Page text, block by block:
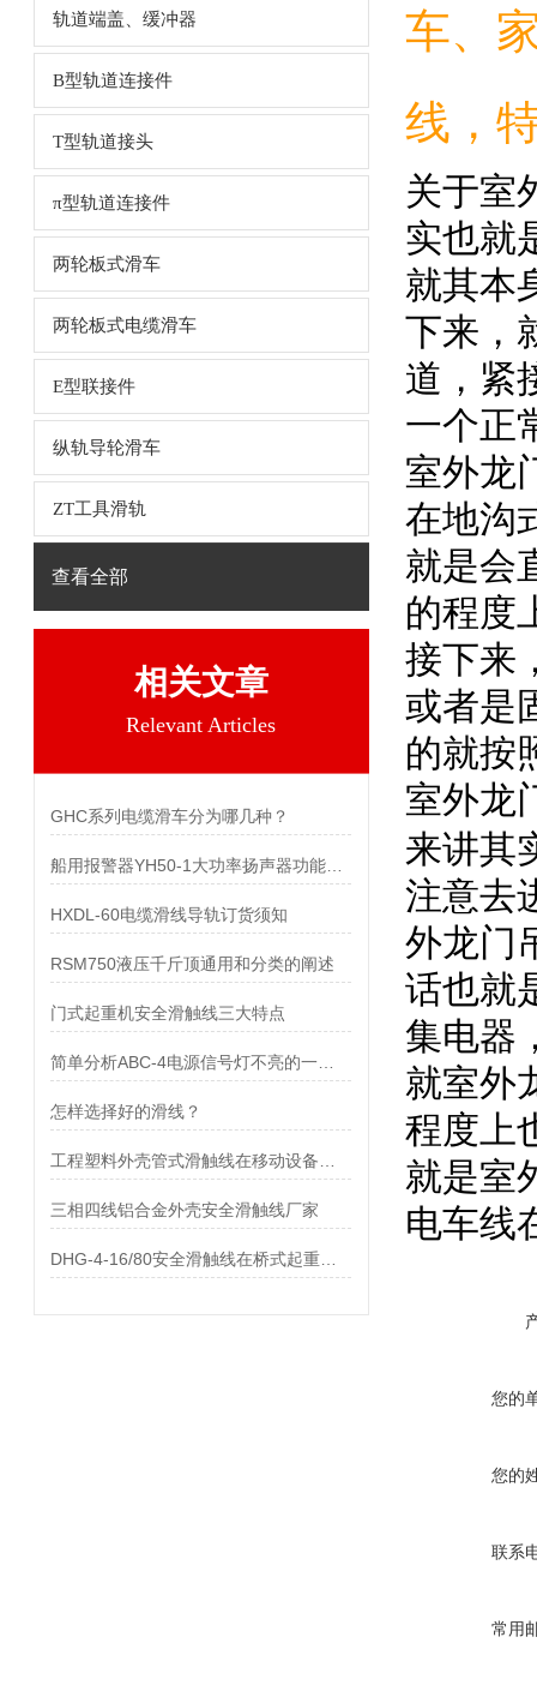
轨道端盖、缓冲器
B型轨道连接件
T型轨道接头
π型轨道连接件
两轮板式滑车
两轮板式电缆滑车
E型联接件
纵轨导轮滑车
ZT工具滑轨
查看全部
相关文章
Relevant Articles
GHC系列电缆滑车分为哪几种？
HXDL-60电缆滑线导轨订货须知
RSM750液压千斤顶通用和分类的阐述
门式起重机安全滑触线三大特点
怎样选择好的滑线？
三相四线铝合金外壳安全滑触线厂家
车、
线，
关于室
实也就
就其本
下来，
道，紧
一个正
室外龙
在地沟
就是会
的程度
接下来
或者是
的就按
室外龙
来讲其
注意去
外龙门
话也就
集电器
就室外
程度上
就是室
电车线
您的
您的
联系
常用